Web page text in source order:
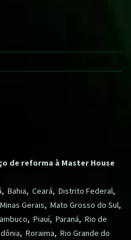
de reforma à Master House
, Bahia, Ceará, Distrito Federal,
Minas Gerais, Mato Grosso do Sul,
, Piauí, Paraná, Rio de
, Roraima, Rio Grande do